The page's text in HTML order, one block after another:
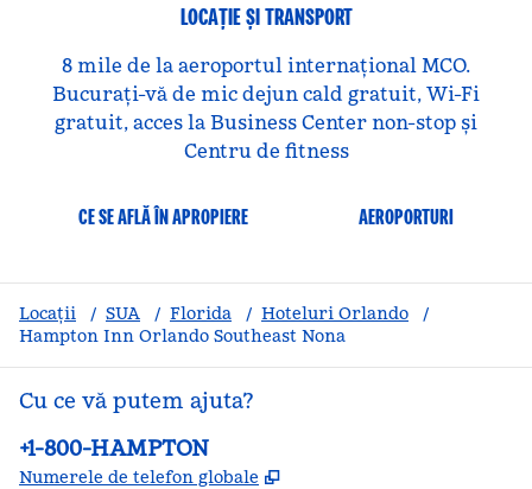
LOCAȚIE ȘI TRANSPORT
8 mile de la aeroportul internațional MCO.
Bucurați-vă de mic dejun cald gratuit, Wi-Fi
gratuit, acces la Business Center non-stop și
Centru de fitness
CE SE AFLĂ ÎN APROPIERE AEROPORTURI
Locații / SUA / Florida / Hoteluri Orlando
/
Hampton Inn Orlando Southeast Nona
Cu ce vă putem ajuta?
Telefon:
+1-800-HAMPTON
Numerele de telefon globale ,